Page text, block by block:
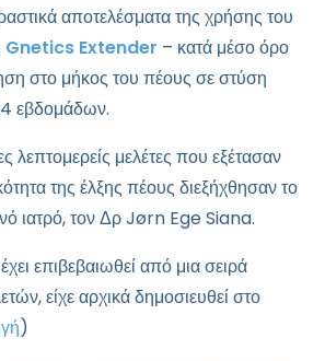
αποτελέσματα της χρήσης του
Gnetics Extender – κατά μέσο όρο
στο μήκος του πέους σε στύση
εβδομάδων.
λεπτομερείς μελέτες που εξέτασαν
της έλξης πέους διεξήχθησαν το
ιατρό, τον Δρ Jørn Ege Siana.
επιβεβαιωθεί από μια σειρά
είχε αρχικά δημοσιευθεί στο
)